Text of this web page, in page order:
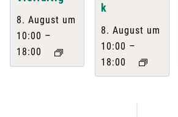
8. August um
10:00 –
18:00
k
8. August um
10:00 –
18:00